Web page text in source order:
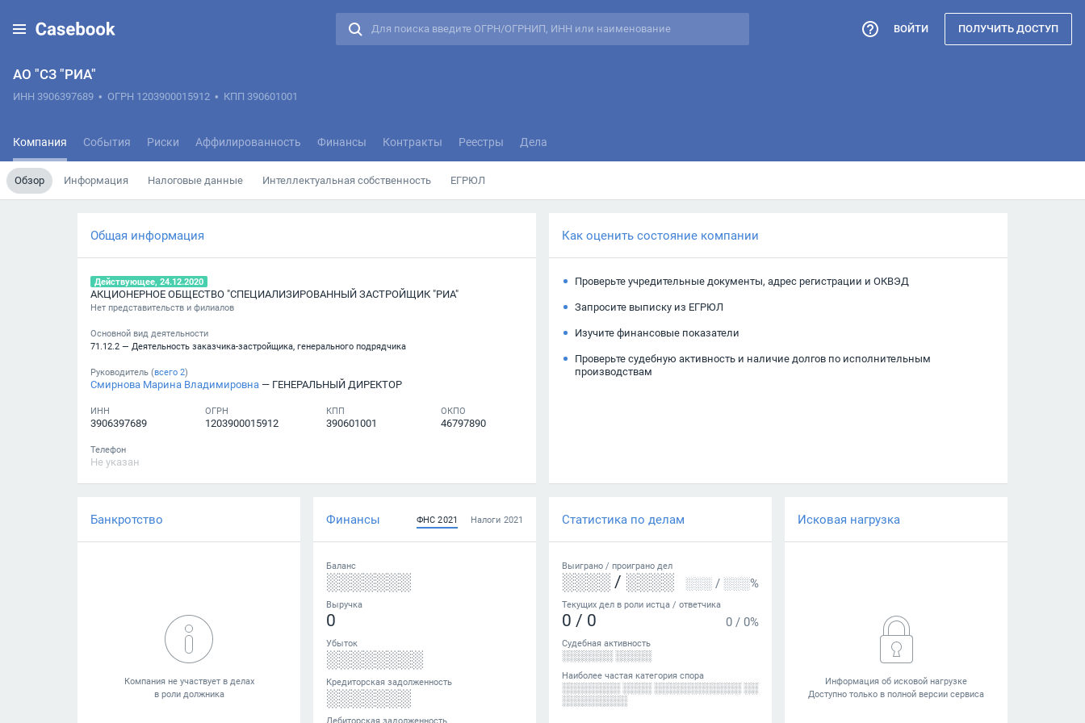
АО "СЗ "РИА"
ИНН 3906397689 • ОГРН 1203900015912 • КПП 390601001
Компания События Риски Аффилированность Финансы Контракты Реестры Дела
Обзор Информация Налоговые данные Интеллектуальная собственность ЕГРЮЛ
ВОЙТИ ПОЛУЧИТЬ ДОСТУП
Общая информация
Действующее, 24.12.2020
АКЦИОНЕРНОЕ ОБЩЕСТВО "СПЕЦИАЛИЗИРОВАННЫЙ ЗАСТРОЙЩИК "РИА"
Нет представительств и филиалов
Основной вид деятельности
71.12.2 — Деятельность заказчика-застройщика, генерального подрядчика
Руководитель (всего 2)
Смирнова Марина Владимировна — ГЕНЕРАЛЬНЫЙ ДИРЕКТОР
ИНН
3906397689
ОГРН
1203900015912
КПП
390601001
ОКПО
46797890
Телефон
Не указан
Как оценить состояние компании
Проверьте учредительные документы, адрес регистрации и ОКВЭД
Запросите выписку из ЕГРЮЛ
Изучите финансовые показатели
Проверьте судебную активность и наличие долгов по исполнительным
производствам
Банкротство Финансы ФНС 2021 Налоги 2021
Баланс
░░░░░░░
Выручка
0
Убыток
░░░░░░░░
Кредиторская задолженность
░░░░░░░
Дебиторская задолженность
Статистика по делам
Выиграно / проиграно дел
░░░░ / ░░░░ ░░░ / ░░░%
Текущих дел в роли истца / ответчика
0 / 0 0 / 0%
Судебная активность
░░░░░░░ ░░░░░
Наиболее частая категория спора
░░░░░░░░ ░░░░ ░░░░░░░░░░░░ ░░
░░░░░░░░░
Исковая нагрузка